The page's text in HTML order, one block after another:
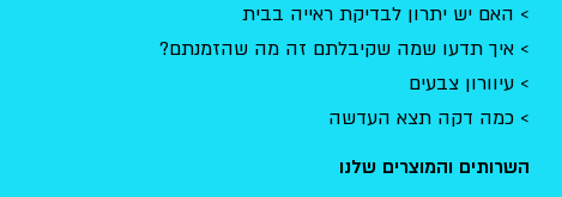
האם יש יתרון לבדיקת ראייה בבית
איך תדעו שמה שקיבלתם זה מה שהזמנתם?
עיוורון צבעים
כמה דקה תצא העדשה
השרותים והמוצרים שלנו